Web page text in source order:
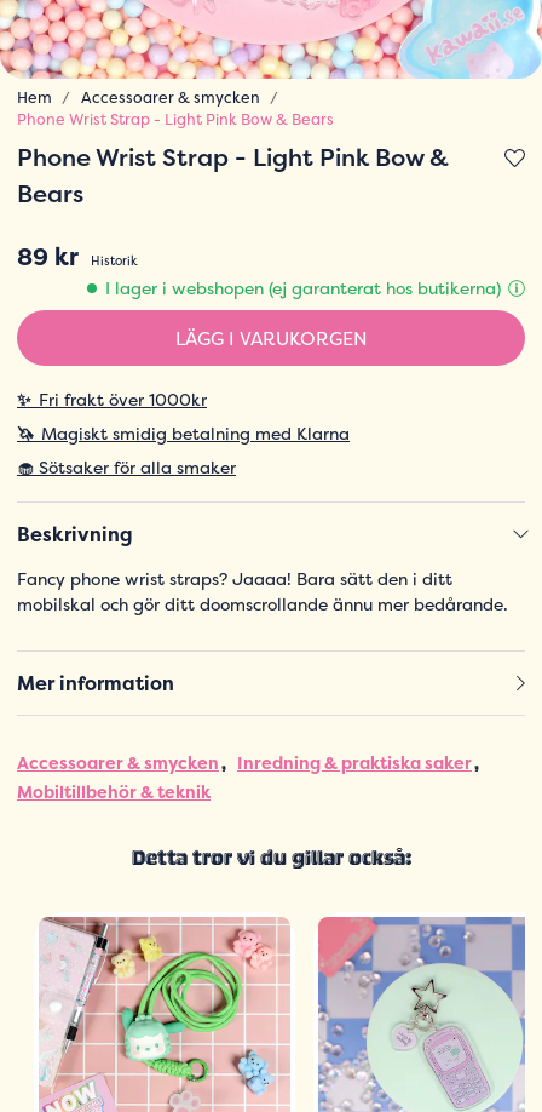
Hem
Accessoarer & smycken
Phone Wrist Strap - Light Pink Bow & Bears
Phone Wrist Strap - Light Pink Bow &
Bears
89 kr
Historik
I lager i webshopen (ej garanterat hos butikerna)
LÄGG I VARUKORGEN
✨ Fri frakt över 1000kr
🦄 Magiskt smidig betalning med Klarna
🧁 Sötsaker för alla smaker
Beskrivning
Fancy phone wrist straps? Jaaaa! Bara sätt den i ditt
mobilskal och gör ditt doomscrollande ännu mer bedårande.
Mer information
Accessoarer & smycken
Inredning & praktiska saker
Mobiltillbehör & teknik
Detta tror vi du gillar också: